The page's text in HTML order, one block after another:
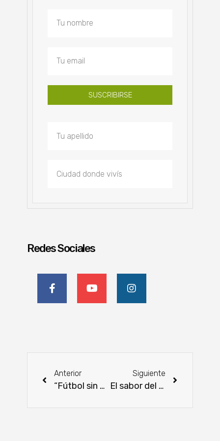
SUSCRIBIRSE
Redes Sociales
Anterior
“Fútbol sin Pobreza”, de la Fundación Paraguaya se aplica en Corrientes, Argentina
Siguiente
El sabor del mundo llega a Paraguarí